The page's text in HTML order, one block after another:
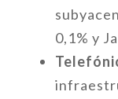
0,1% y